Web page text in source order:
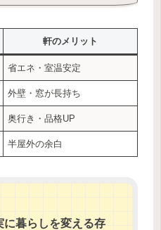
軒のメリット
省エネ・室温安定
外壁・窓が長持ち
奥行き・品格UP
半屋外の余白
に暮らしを変える存